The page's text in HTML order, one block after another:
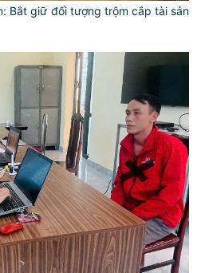
Bắt giữ đối tượng trộm cắp tài sản